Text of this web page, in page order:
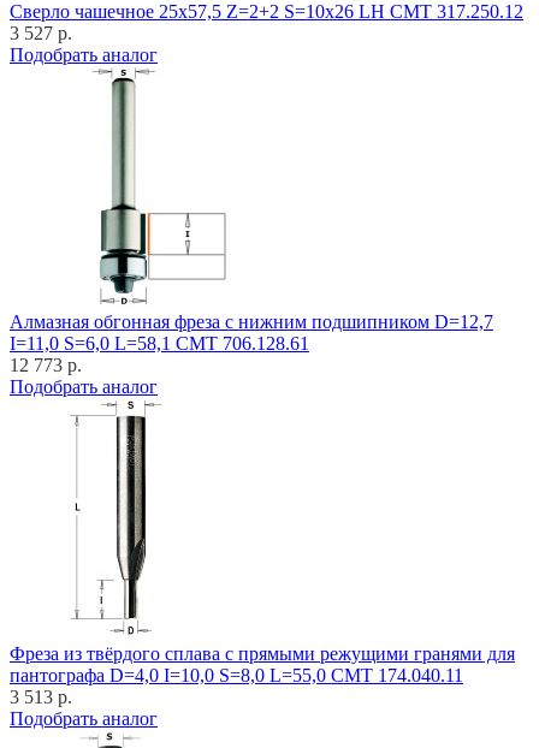
Cверло чашечное 25x57,5 Z=2+2 S=10x26 LH CMT 317.250.12
3 527 р.
Подобрать аналог
Алмазная обгонная фреза с нижним подшипником D=12,7
I=11,0 S=6,0 L=58,1 CMT 706.128.61
12 773 р.
Подобрать аналог
Фреза из твёрдого сплава с прямыми режущими гранями для
пантографа D=4,0 I=10,0 S=8,0 L=55,0 CMT 174.040.11
3 513 р.
Подобрать аналог